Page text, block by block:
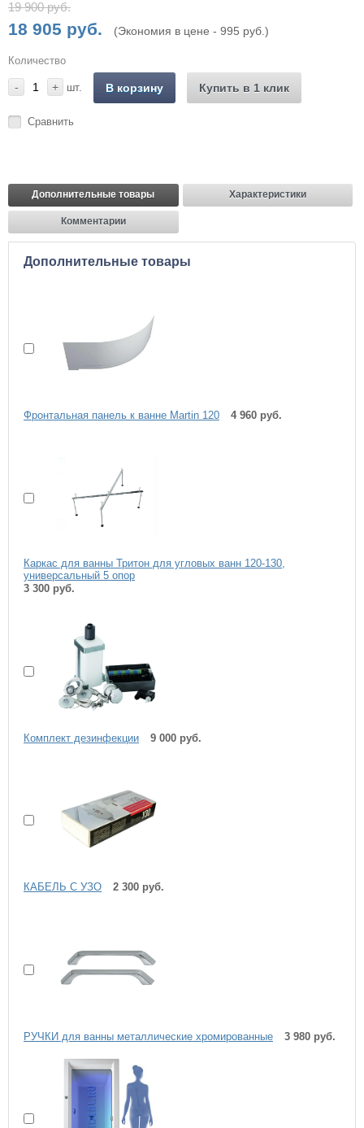
19 900 руб.
18 905 руб. (Экономия в цене - 995 руб.)
Количество
- + шт. В корзину Купить в 1 клик
Сравнить
Дополнительные товары Характеристики
Комментарии
Дополнительные товары
Фронтальная панель к ванне Martin 120 4 960 руб.
Каркас для ванны Тритон для угловых ванн 120-130,
универсальный 5 опор
3 300 руб.
Комплект дезинфекции 9 000 руб.
КАБЕЛЬ С УЗО 2 300 руб.
РУЧКИ для ванны металлические хромированные 3 980 руб.